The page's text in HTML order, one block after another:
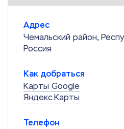
Адрес
Чемальский район,
Россия
Как добраться
Карты Google
Яндекс.Карты
Телефон